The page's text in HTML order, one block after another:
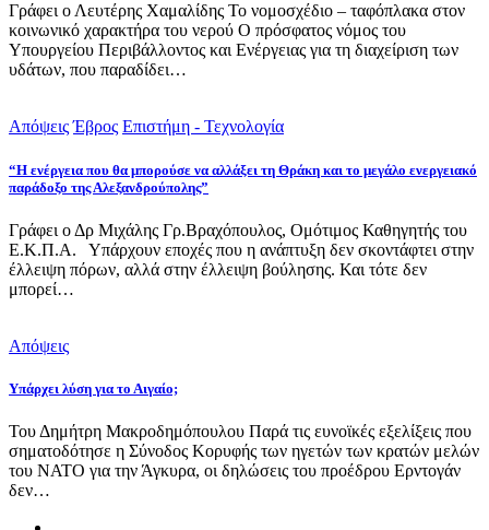
Γράφει ο Λευτέρης Χαμαλίδης Το νομοσχέδιο – ταφόπλακα στον
κοινωνικό χαρακτήρα του νερού Ο πρόσφατος νόμος του
Υπουργείου Περιβάλλοντος και Ενέργειας για τη διαχείριση των
υδάτων, που παραδίδει…
Απόψεις Έβρος Επιστήμη - Τεχνολογία
“Η ενέργεια που θα μπορούσε να αλλάξει τη Θράκη και το μεγάλο ενεργειακό
παράδοξο της Αλεξανδρούπολης”
Γράφει ο Δρ Μιχάλης Γρ.Βραχόπουλος, Ομότιμος Καθηγητής του
Ε.Κ.Π.Α. Υπάρχουν εποχές που η ανάπτυξη δεν σκοντάφτει στην
έλλειψη πόρων, αλλά στην έλλειψη βούλησης. Και τότε δεν
μπορεί…
Απόψεις
Υπάρχει λύση για το Αιγαίο;
Του Δημήτρη Μακροδημόπουλου Παρά τις ευνοϊκές εξελίξεις που
σηματοδότησε η Σύνοδος Κορυφής των ηγετών των κρατών μελών
του ΝΑΤΟ για την Άγκυρα, οι δηλώσεις του προέδρου Ερντογάν
δεν…